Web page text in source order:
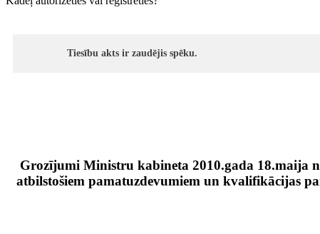
Tiesību akts ir zaudējis spēku.
Grozījumi Ministru kabineta 2010.gada 18.maija
atbilstošiem pamatuzdevumiem un kvalifikācijas